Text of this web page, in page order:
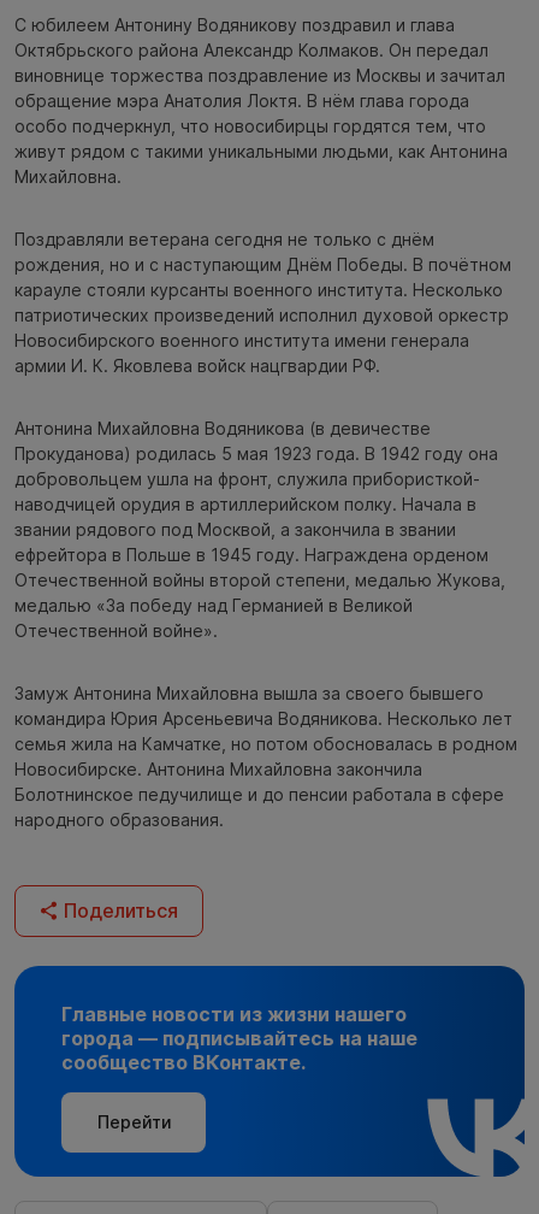
С юбилеем Антонину Водяникову поздравил и глава
Октябрьского района Александр Колмаков. Он передал
виновнице торжества поздравление из Москвы и зачитал
обращение мэра Анатолия Локтя. В нём глава города
особо подчеркнул, что новосибирцы гордятся тем, что
живут рядом с такими уникальными людьми, как Антонина
Михайловна.
Поздравляли ветерана сегодня не только с днём
рождения, но и с наступающим Днём Победы. В почётном
карауле стояли курсанты военного института. Несколько
патриотических произведений исполнил духовой оркестр
Новосибирского военного института имени генерала
армии И. К. Яковлева войск нацгвардии РФ.
Антонина Михайловна Водяникова (в девичестве
Прокуданова) родилась 5 мая 1923 года. В 1942 году она
добровольцем ушла на фронт, служила прибористкой-
наводчицей орудия в артиллерийском полку. Начала в
звании рядового под Москвой, а закончила в звании
ефрейтора в Польше в 1945 году. Награждена орденом
Отечественной войны второй степени, медалью Жукова,
медалью «За победу над Германией в Великой
Отечественной войне».
Замуж Антонина Михайловна вышла за своего бывшего
командира Юрия Арсеньевича Водяникова. Несколько лет
семья жила на Камчатке, но потом обосновалась в родном
Новосибирске. Антонина Михайловна закончила
Болотнинское педучилище и до пенсии работала в сфере
народного образования.
Поделиться
Главные новости из жизни нашего
города — подписывайтесь на наше
сообщество ВКонтакте.
Перейти